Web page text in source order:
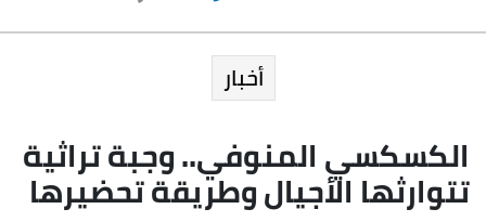
أخبار
الكسكسي المنوفي.. وجبة تراثية
تتوارثها الأجيال وطريقة تحضيرها